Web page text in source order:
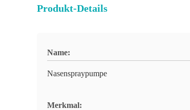
Produkt-Details
Name:
Nasenspraypumpe
Merkmal: